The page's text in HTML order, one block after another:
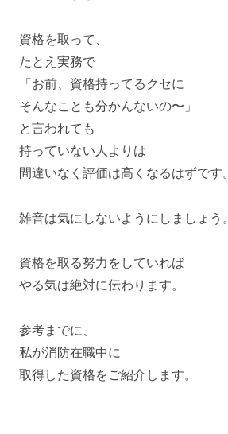
資格を取って、
たとえ実務で
「お前、資格持ってるクセに
そんなことも分かんないの〜」
と言われても
持っていない人よりは
間違いなく評価は高くなるはずです。
雑音は気にしないようにしましょう。
資格を取る努力をしていれば
やる気は絶対に伝わります。
参考までに、
私が消防在職中に
取得した資格をご紹介します。